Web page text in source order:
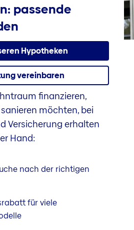
passende
Hypotheken
vereinbaren
finanzieren,
möchten, bei
Versicherung erhalten
Hand:
nach der richtigen
für viele